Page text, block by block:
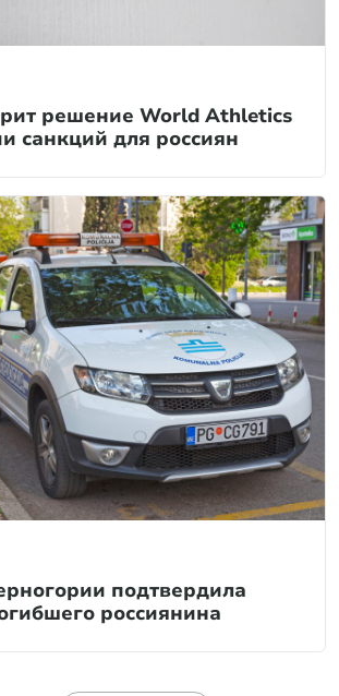
решение World Athletics
санкций для россиян
подтвердила
россиянина